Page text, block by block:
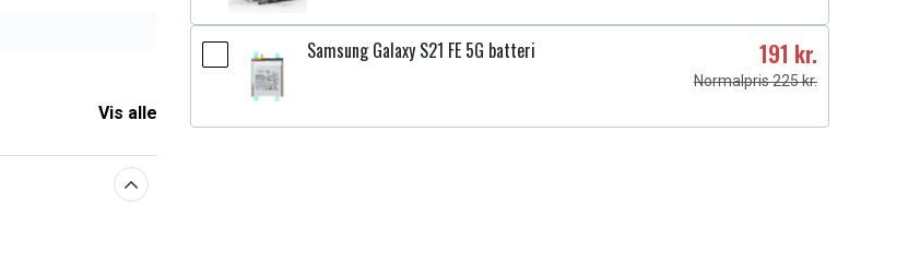
Vis alle
Samsung Galaxy S21 FE 5G batteri 191 kr.
Normalpris 225 kr.